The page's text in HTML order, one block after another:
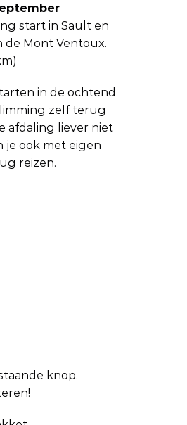
start in Sault en
de Mont Ventoux.
in de ochtend
zelf terug
afdaling liever niet
je ook met eigen
reizen.
knop.